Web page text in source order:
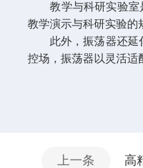
教学与科研实验室
教学演示与科研实验的
此外，振荡器还延
控场，振荡器以灵活适
上一条 高